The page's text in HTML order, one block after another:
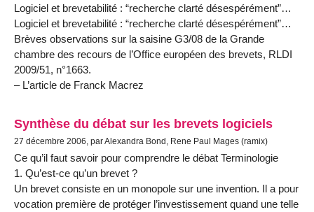
Logiciel et brevetabilité : “recherche clarté désespérément”…
Logiciel et brevetabilité : “recherche clarté désespérément”…
Brèves observations sur la saisine G3/08 de la Grande
chambre des recours de l’Office européen des brevets, RLDI
2009/51, n°1663.
– L’article de Franck Macrez
Synthèse du débat sur les brevets logiciels
27 décembre 2006, par Alexandra Bond, Rene Paul Mages (ramix)
Ce qu’il faut savoir pour comprendre le débat Terminologie
1. Qu’est-ce qu’un brevet ?
Un brevet consiste en un monopole sur une invention. Il a pour
vocation première de protéger l’investissement quand une telle